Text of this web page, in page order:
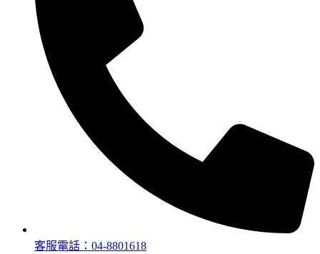
客服電話：04-8801618